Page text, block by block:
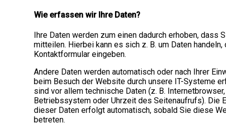
Wie erfassen wir Ihre Daten?
Ihre Daten werden zum einen dadurch erhoben, dass
mitteilen. Hierbei kann es sich z. B. um Daten handeln,
Kontaktformular eingeben.
Andere Daten werden automatisch oder nach Ihrer
beim Besuch der Website durch unsere IT-Systeme
sind vor allem technische Daten (z. B. Internetbrowser,
Betriebssystem oder Uhrzeit des Seitenaufrufs). Die
dieser Daten erfolgt automatisch, sobald Sie diese
betreten.